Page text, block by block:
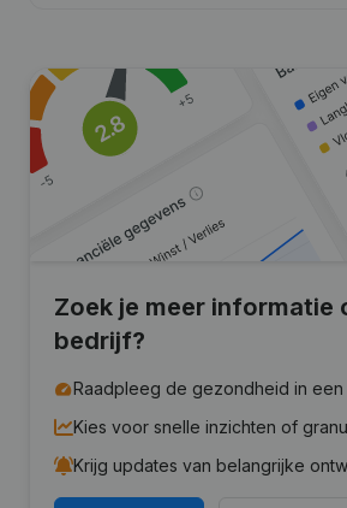
Zoek je meer informatie
bedrijf?
Raadpleeg de gezondheid in
Kies voor snelle inzichten of
Krijg updates van belangrijke